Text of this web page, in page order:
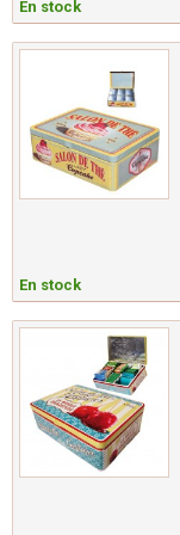
En stock
En stock